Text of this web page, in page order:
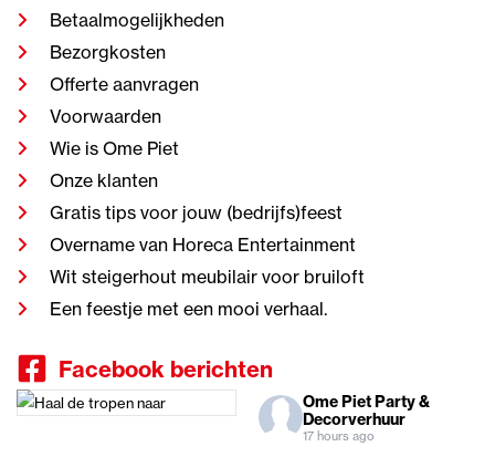
Betaalmogelijkheden
Bezorgkosten
Offerte aanvragen
Voorwaarden
Wie is Ome Piet
Onze klanten
Gratis tips voor jouw (bedrijfs)feest
Overname van Horeca Entertainment
Wit steigerhout meubilair voor bruiloft
Een feestje met een mooi verhaal.
Facebook berichten
Ome Piet Party &
Decorverhuur
17 hours ago